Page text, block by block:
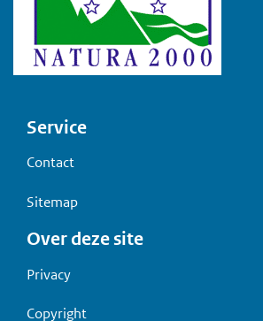
Voet
Service
Contact
Sitemap
Over deze site
Privacy
Copyright